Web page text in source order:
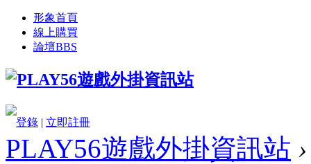
形象首頁
線上購買
論壇BBS
登錄 | 立即註冊
PLAY56遊戲外掛資訊站 ›